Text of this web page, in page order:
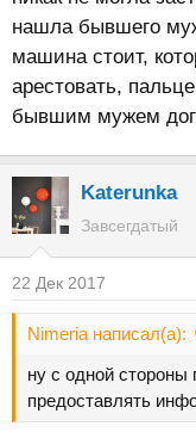
нашла бывшего
машина стоит,
арестовать,
бывшим мужем
Katerunka
Завсегдатый
22 Дек 2017
Nimeria написал(а):
ну с одной
предоставлять